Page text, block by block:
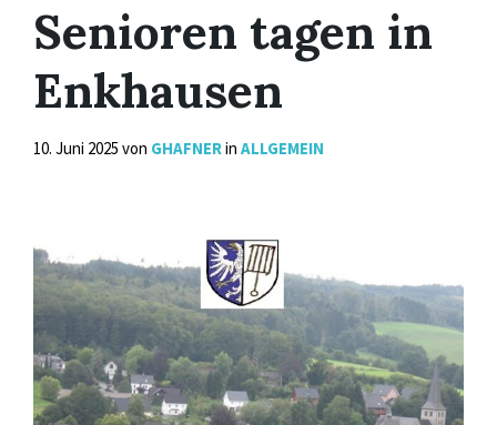
Senioren tagen in
Enkhausen
10. Juni 2025 von GHAFNERin ALLGEMEIN